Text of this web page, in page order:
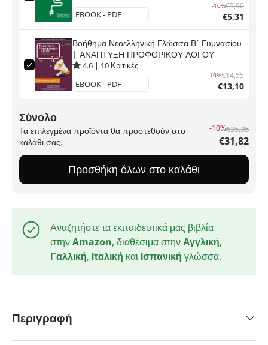
-10%€5,90
€5,31
Βοήθημα Νεοελληνική Γλώσσα Β΄ Γυμνασίου
| ΑΝΑΠΤΥΞΗ ΠΡΟΦΟΡΙΚΟΥ ΛΟΓΟΥ
4.6| 10Κριτικές
-10%€14,55
€13,10
Σύνολο
Τα επιλεγμένα προϊόντα θα προστεθούν στο
καλάθι σας.
-10%€35,35
€31,82
Προσθήκη όλων στο καλάθι
Αναζητήστε τα εκπαιδευτικά μας βιβλία
στηνAmazon, διαθέσιμα στηνΑγγλική,
Γαλλική, Ιταλική και Ισπανική γλώσσα.
Περιγραφή